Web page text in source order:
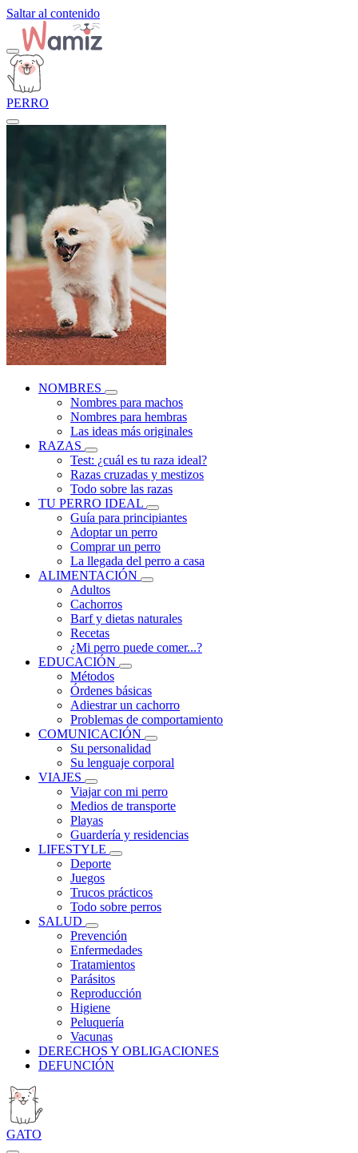
Saltar al contenido
PERRO
NOMBRES
Nombres para machos
Nombres para hembras
Las ideas más originales
RAZAS
Test: ¿cuál es tu raza ideal?
Razas cruzadas y mestizos
Todo sobre las razas
TU PERRO IDEAL
Guía para principiantes
Adoptar un perro
Comprar un perro
La llegada del perro a casa
ALIMENTACIÓN
Adultos
Cachorros
Barf y dietas naturales
Recetas
¿Mi perro puede comer...?
EDUCACIÓN
Métodos
Órdenes básicas
Adiestrar un cachorro
Problemas de comportamiento
COMUNICACIÓN
Su personalidad
Su lenguaje corporal
VIAJES
Viajar con mi perro
Medios de transporte
Playas
Guardería y residencias
LIFESTYLE
Deporte
Juegos
Trucos prácticos
Todo sobre perros
SALUD
Prevención
Enfermedades
Tratamientos
Parásitos
Reproducción
Higiene
Peluquería
Vacunas
DERECHOS Y OBLIGACIONES
DEFUNCIÓN
GATO